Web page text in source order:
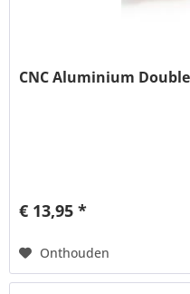
CNC Aluminium
€ 13,95 *
Onthouden